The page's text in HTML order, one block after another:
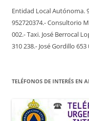
Entidad Local Autónoma.
952720374.- Consultorio
002.- Taxi. José Berrocal
310 238.- José Gordillo
TELÉFONOS DE INTERÉS EN